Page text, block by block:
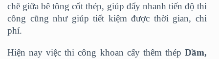
chẽ giữa bê tông cốt thép, giúp đẩy nhanh tiến độ thi
công cũng như giúp tiết kiệm được thời gian, chi
phí.
Hiện nay việc thi công khoan cấy thêm thép Dầm,